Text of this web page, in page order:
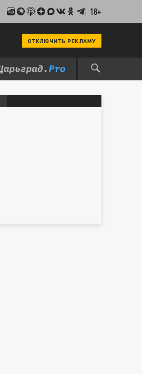
18+
ОТКЛЮЧИТЬ РЕКЛАМУ